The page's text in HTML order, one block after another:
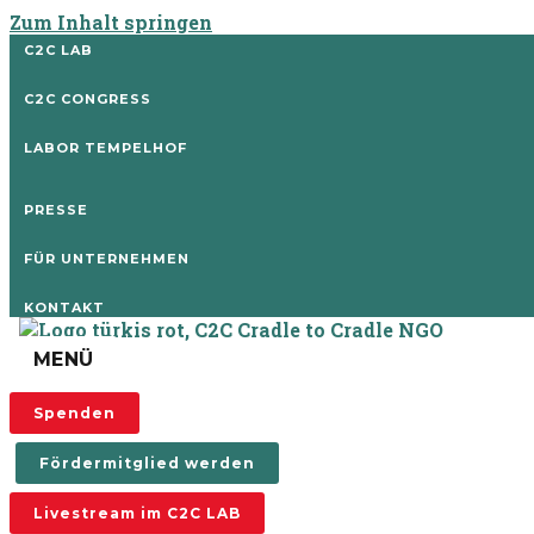
Zum Inhalt springen
C2C LAB
C2C CONGRESS
LABOR TEMPELHOF
PRESSE
FÜR UNTERNEHMEN
KONTAKT
MENÜ
Spenden
Fördermitglied werden
Livestream im C2C LAB